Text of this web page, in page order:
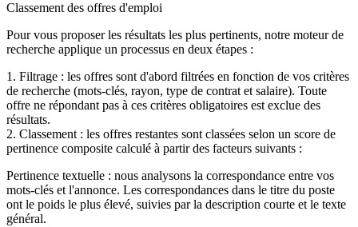
Classement des offres d'emploi
Pour vous proposer les résultats les plus pertinents, notre moteur de
recherche applique un processus en deux étapes :
1. Filtrage : les offres sont d'abord filtrées en fonction de vos critères
de recherche (mots-clés, rayon, type de contrat et salaire). Toute
offre ne répondant pas à ces critères obligatoires est exclue des
résultats.
2. Classement : les offres restantes sont classées selon un score de
pertinence composite calculé à partir des facteurs suivants :
Pertinence textuelle : nous analysons la correspondance entre vos
mots-clés et l'annonce. Les correspondances dans le titre du poste
ont le poids le plus élevé, suivies par la description courte et le texte
général.